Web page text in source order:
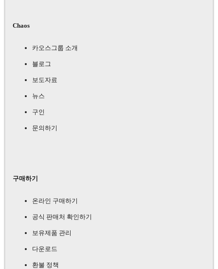
Chaos
카오스그룹 소개
블로그
보도자료
뉴스
구인
문의하기
구매하기
온라인 구매하기
공식 판매처 확인하기
보유제품 관리
다운로드
환불 정책